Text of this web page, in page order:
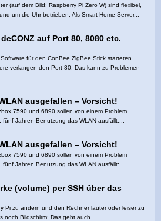
(auf dem Bild: Raspberry Pi Zero W) sind flexibel,
um die Uhr betrieben: Als Smart-Home-Server...
auf Port 80, 8080 etc.
für den ConBee ZigBee Stick starteten
verlangen den Port 80: Das kann zu Problemen
ausgefallen – Vorsicht!
7590 und 6890 sollen von einem Problem
Jahren Benutzung das WLAN ausfällt:...
ausgefallen – Vorsicht!
7590 und 6890 sollen von einem Problem
Jahren Benutzung das WLAN ausfällt:...
(volume) per SSH über das
Pi zu ändern und den Rechner lauter oder leiser zu
noch Bildschirm: Das geht auch...